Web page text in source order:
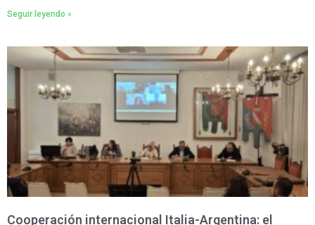
Seguir leyendo »
Cooperación internacional Italia-Argentina: el